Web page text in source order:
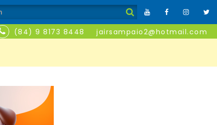
(84) 9 8173 8448 jairsampaio2@hotmail.com